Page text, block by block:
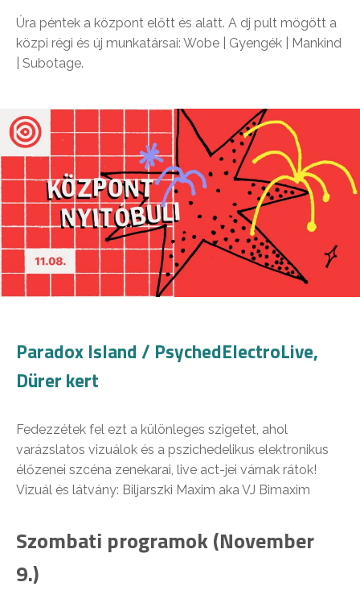
Úra péntek a központ előtt és alatt. A dj pult mögött a
közpi régi és új munkatársai: Wobe | Gyengék | Mankind
| Subotage.
Paradox Island / PsychedElectroLive,
Dürer kert
Fedezzétek fel ezt a különleges szigetet, ahol
varázslatos vizuálok és a pszichedelikus elektronikus
élőzenei szcéna zenekarai, live act-jei várnak rátok!
Vizuál és látvány: Biljarszki Maxim aka VJ Bimaxim
Szombati programok (November
9.)